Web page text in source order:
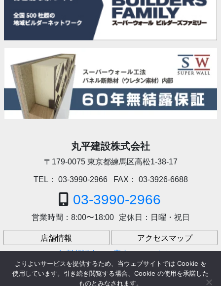
丸平建設株式会社
〒179-0075 東京都練馬区高松1-38-17
TEL： 03-3990-2966 FAX： 03-3926-6688
03-3990-2966
営業時間： 8:00〜18:00 定休日： 日曜・祝日
店舗情報
アクセスマップ
無料相談会のご案内
アクセス
よりよいサービスを提供するため、当ウェブサイトでは Cookie を
使用しています。引き続き閲覧する場合、Cookie の使用を承諾した
ものとみなされます。